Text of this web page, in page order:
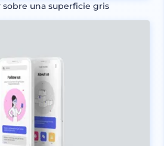
sobre una superficie gris